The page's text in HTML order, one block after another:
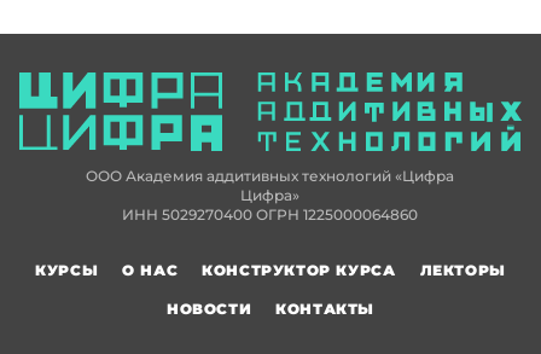
ООО Академия аддитивных технологий «Цифра
Цифра»
ИНН 5029270400 ОГРН 1225000064860
КУРСЫ О НАС КОНСТРУКТОР КУРСА
ЛЕКТОРЫ
НОВОСТИ
КОНТАКТЫ